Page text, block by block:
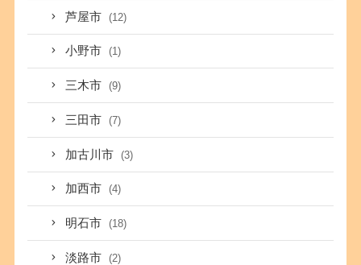
芦屋市 (12)
小野市 (1)
三木市 (9)
三田市 (7)
加古川市 (3)
加西市 (4)
明石市 (18)
淡路市 (2)